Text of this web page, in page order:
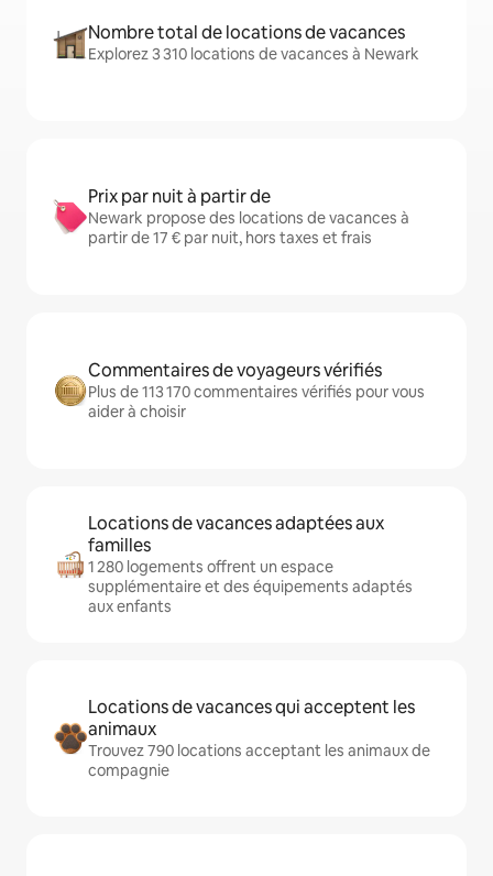
Nombre total de locations de vacances
Explorez 3 310 locations de vacances à Newark
Prix par nuit à partir de
Newark propose des locations de vacances à
partir de 17 € par nuit, hors taxes et frais
Commentaires de voyageurs vérifiés
Plus de 113 170 commentaires vérifiés pour vous
aider à choisir
Locations de vacances adaptées aux
familles
1 280 logements offrent un espace
supplémentaire et des équipements adaptés
aux enfants
Locations de vacances qui acceptent les
animaux
Trouvez 790 locations acceptant les animaux de
compagnie